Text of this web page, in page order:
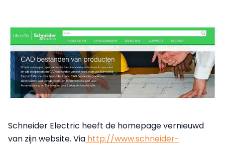
Schneider Electric heeft de homepage vernieuwd
van zijn website. Via http://www.schneider-